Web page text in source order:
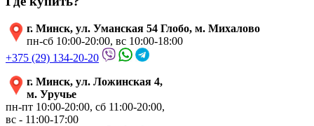
г. Минск, ул. Уманская 54 Глобо, м. Михалово
пн-сб 10:00-20:00, вс 10:00-18:00
+375 (29) 134-20-20
г. Минск, ул. Ложинская 4,
м. Уручье
пн-пт 10:00-20:00, сб 11:00-20:00,
вс - 11:00-17:00